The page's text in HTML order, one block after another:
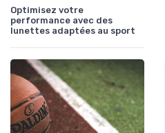
Optimisez votre
performance avec des
lunettes adaptées au sport